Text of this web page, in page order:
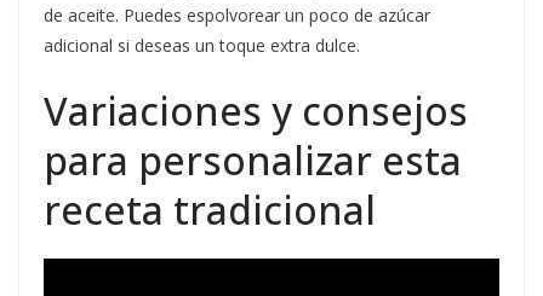
de aceite. Puedes espolvorear un poco de azúcar
adicional si deseas un toque extra dulce.
Variaciones y consejos
para personalizar esta
receta tradicional